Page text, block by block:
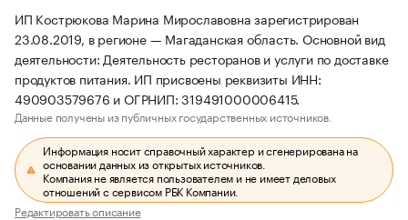
ИП Кострюкова Марина Мирославовна зарегистрирован
23.08.2019, в регионе — Магаданская область. Основной вид
деятельности: Деятельность ресторанов и услуги по доставке
продуктов питания. ИП присвоены реквизиты ИНН:
490903579676 и ОГРНИП: 319491000006415.
Данные получены из публичных государственных источников.
Информация носит справочный характер и сгенерирована на
основании данных из открытых источников.
Компания не является пользователем и не имеет деловых
отношений с сервисом РБК Компании.
Редактировать описание